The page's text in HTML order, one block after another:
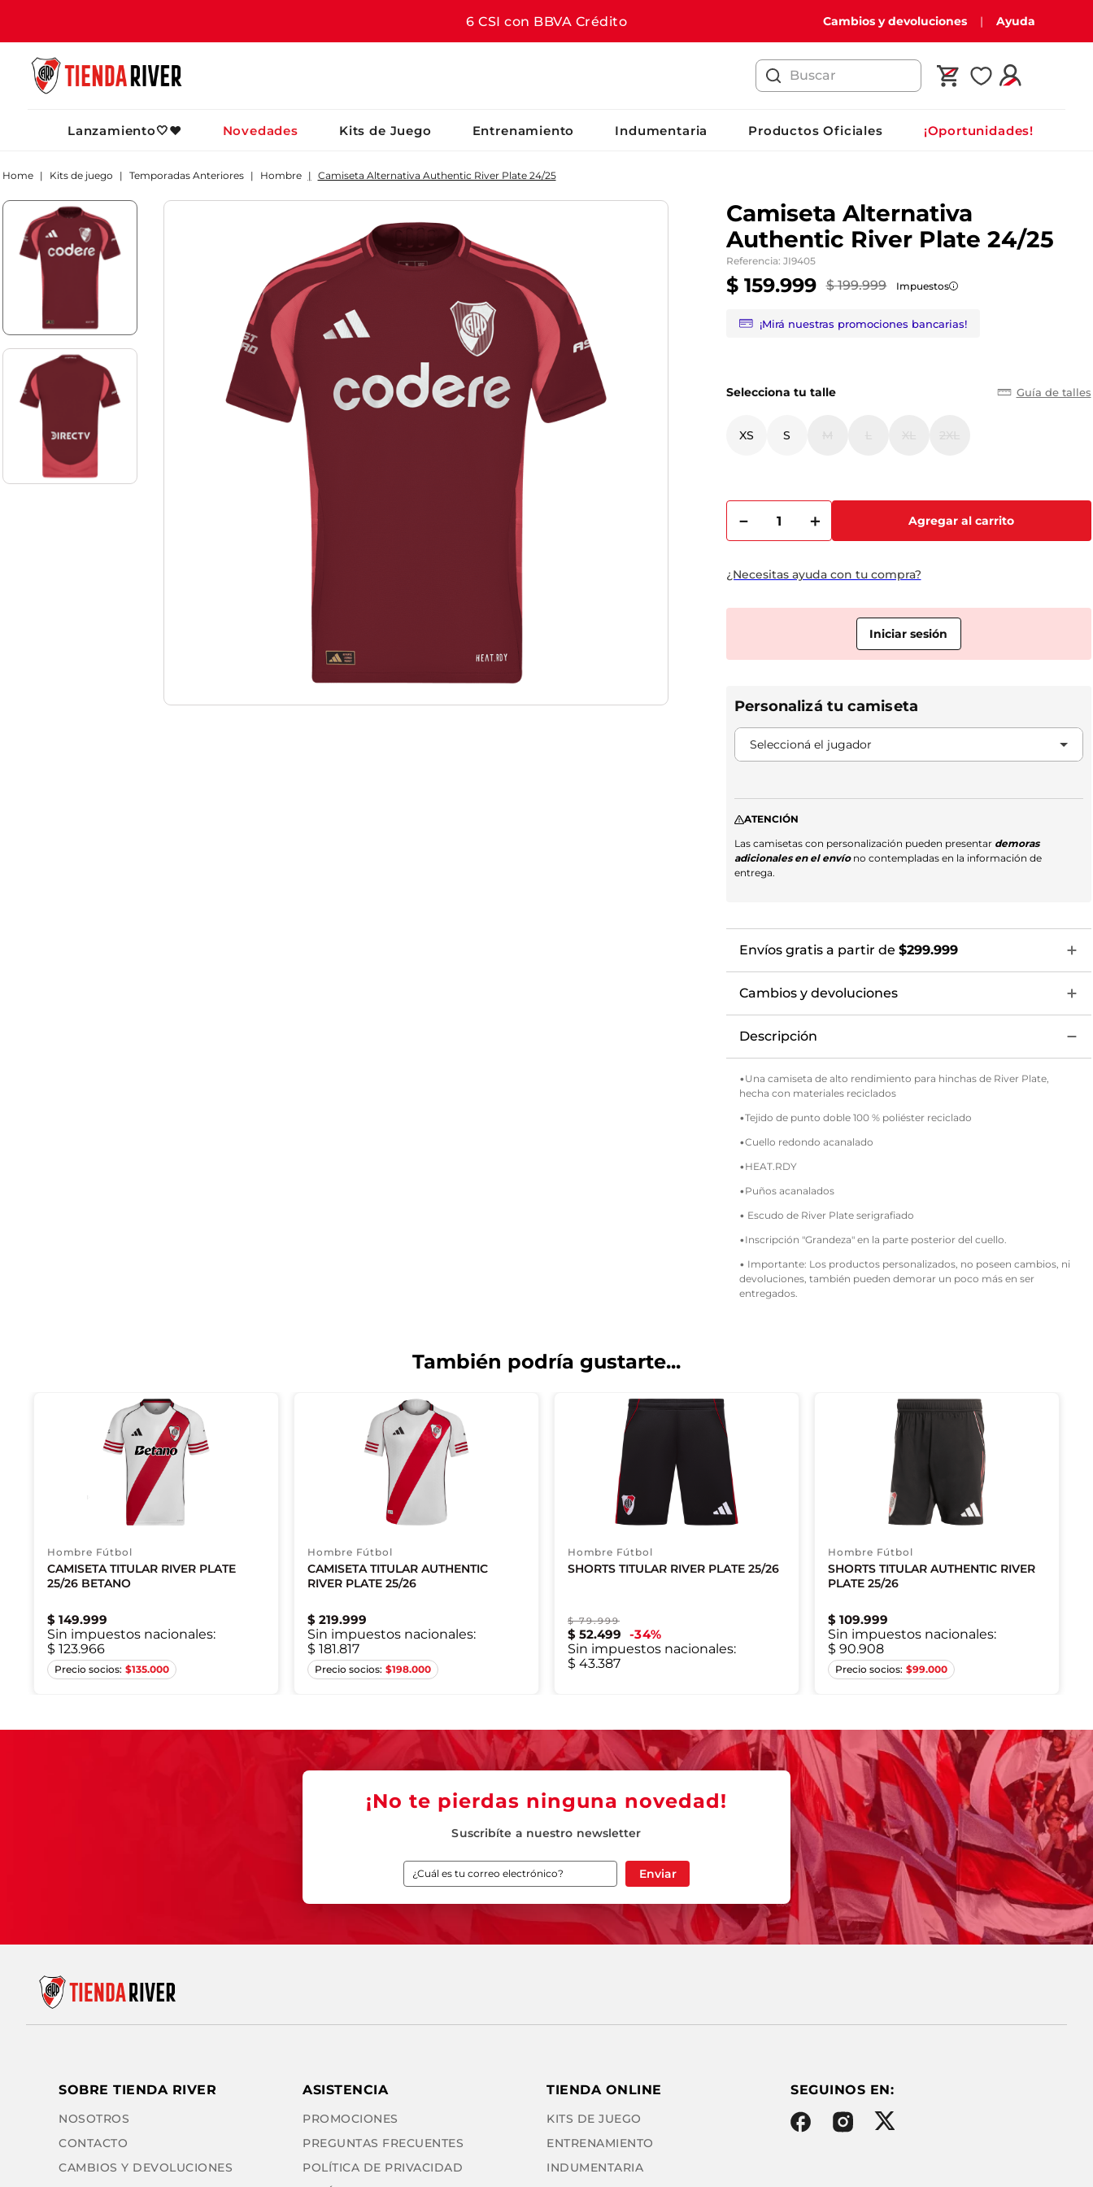
6 CSI con BBVA Crédito Cambios y devoluciones Ayuda
Buscar
Lanzamiento🤍❤️ Novedades Kits de Juego Entrenamiento Indumentaria Productos Oficiales ¡Oportunidades!
Kits de juego Temporadas Anteriores Hombre Camiseta Alternativa Authentic River Plate 24/25
Camiseta Alternativa
Authentic River Plate 24/25
Referencia: JI9405
$ 159.999 $ 199.999 Impuestos
¡Mirá nuestras promociones bancarias!
Guía de talles
Selecciona tu talle
XS S
＋
－ Agregar al carrito
¿Necesitas ayuda con tu compra?
Personalizá tu camiseta
Seleccioná el jugador
8 Meza
21 Bustos
24 Acuña
32 Ruberto
34 Galoppo
ATENCIÓN
Las camisetas con personalización pueden presentar demoras
adicionales en el envíono contempladas en la información de
entrega.
Envíos gratis a partir de $299.999
Cambios y devoluciones
Descripción
•Una camiseta de alto rendimiento para hinchas de River Plate,
hecha con materiales reciclados
•Tejido de punto doble 100 % poliéster reciclado
•Cuello redondo acanalado
•HEAT.RDY
•Puños acanalados
• Escudo de River Plate serigrafiado
•Inscripción "Grandeza" en la parte posterior del cuello.
• Importante: Los productos personalizados, no poseen cambios, ni
devoluciones, también pueden demorar un poco más en ser
entregados.
También podría gustarte...
Hombre Fútbol
CAMISETA TITULAR RIVER PLATE
25/26 BETANO
$ 149.999
Sin impuestos nacionales:
$ 123.966
$135.000
XS
Hombre Fútbol
CAMISETA TITULAR AUTHENTIC
RIVER PLATE 25/26
$ 219.999
Sin impuestos nacionales:
$ 181.817
$198.000
Hombre Fútbol
SHORTS TITULAR RIVER PLATE 25/26
$ 79.999
$ 52.499 34%
Sin impuestos nacionales:
$ 43.387
XS S
Hombre Fútbol
SHORTS TITULAR AUTHENTIC RIVER
PLATE 25/26
$ 109.999
Sin impuestos nacionales:
$ 90.908
$99.000
¡No te pierdas ninguna novedad!
Suscribíte a nuestro newsletter
Enviar
SOBRE TIENDA RIVER
NOSOTROS
CONTACTO
CAMBIOS Y DEVOLUCIONES
ASISTENCIA
PROMOCIONES
PREGUNTAS FRECUENTES
POLÍTICA DE PRIVACIDAD
TIENDA ONLINE
KITS DE JUEGO
ENTRENAMIENTO
INDUMENTARIA
SEGUINOS EN
1.
camiseta
6.
pantalon
7.
bolso
camiseta river
10. aniversario